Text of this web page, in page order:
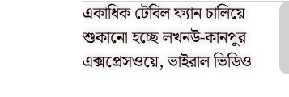
একাধিক টেবিল ফ্যান চালিয়ে
শুকানো হচ্ছে লখনউ-কানপুর
এক্সপ্রেসওয়ে, ভাইরাল ভিডিও